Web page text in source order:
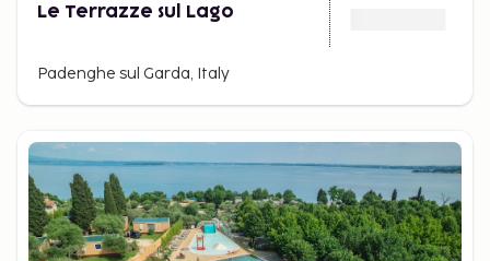
Le Terrazze sul Lago
Padenghe sul Garda, Italy